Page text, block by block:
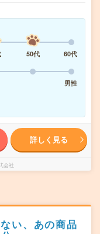
50代
60代
男性
詳しく見る
会社
い、あの商品